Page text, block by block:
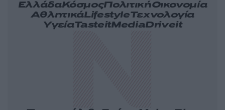
ΕλλάδαΚόσμοςΠολιτικήΟικονομία
ΑθλητικάLifestyleΤεχνολογία
ΥγείαTasteitMediaDriveit